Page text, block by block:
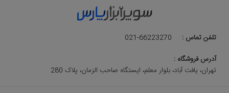
تلفن تماس :
021-66223270
آدرس فروشگاه :
تهران، یافت آباد، بلوار معلم، ایستگاه صاحب الزمان، پلاک 280